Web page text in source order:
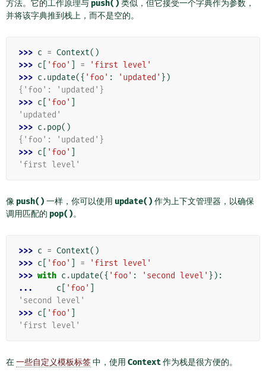
方法。它的工作原理与 push() 类似，但它接受一个字典作为参数，
并将该字典推到栈上，而不是空的。
>>> c = Context()
>>> c 'foo' =
'first level'
>>> c .update({ 'foo' : 'updated' })
{'foo': 'updated'}
>>> c 'foo'
'updated'
>>> c .pop()
{'foo': 'updated'}
>>> c 'foo'
'first level'
像 push() 一样，你可以使用 update() 作为上下文管理器，以确保
调用匹配的 pop()。
>>> c = Context()
>>> c 'foo' =
'first level'
>>> with c .update({ 'foo' : 'second level' }):
...
c 'foo'
'second level'
>>> c 'foo'
'first level'
在一些自定义模板标签中，使用 Context作为栈是很方便的。